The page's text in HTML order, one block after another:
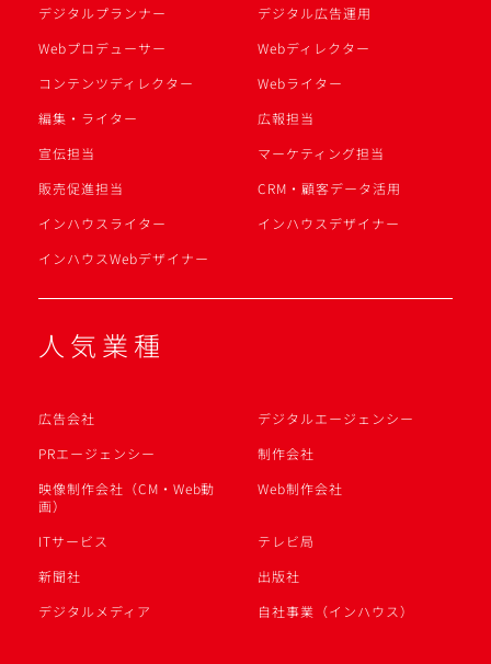
デジタルプランナー
デジタル広告運用
Webプロデューサー
Webディレクター
コンテンツディレクター
Webライター
編集・ライター
広報担当
宣伝担当
マーケティング担当
販売促進担当
CRM・顧客データ活用
インハウスライター
インハウスデザイナー
インハウスWebデザイナー
人気業種
広告会社
デジタルエージェンシー
PRエージェンシー
制作会社
映像制作会社（CM・Web動
画）
Web制作会社
ITサービス
テレビ局
新聞社
出版社
デジタルメディア
自社事業（インハウス）